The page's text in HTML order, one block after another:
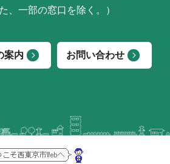
、一部の窓口を除く。）
案内 お問い合わせ